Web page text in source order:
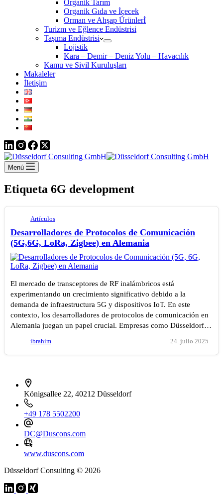
Organik Tarım
Organik Gıda ve İçecek
Orman ve Ahşap Ürünlerİ
Turizm ve Eğlence Endüstrisi
Taşıma Endüstrisi
Lojistik
Kara – Demir – Deniz Yolu – Havacılık
Kamu ve Sivil Kuruluşları
Makaleler
İletişim
Menú
Etiqueta 6G development
Artículos
Desarrolladores de Protocolos de Comunicación
(5G,6G, LoRa, Zigbee) en Alemania
El mercado de transceptores de RF inalámbricos está
experimentando un crecimiento significativo debido a la
demanda de infraestructura 5G y dispositivos IoT. En este
contexto, los desarrolladores de protocolos de comunicación en
Alemania juegan un papel crucial. Empresas como Düsseldorf…
ibrahim 24. julio 2025
Königsallee 22, 40212 Düsseldorf
+49 178 5502200
DC@Duscons.com
www.duscons.com
Düsseldorf Consulting © 2026